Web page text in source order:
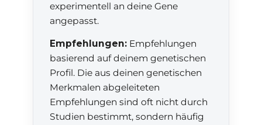
experimentell an deine Gene
angepasst.
Empfehlungen: Empfehlungen
basierend auf deinem genetischen
Profil. Die aus deinen genetischen
Merkmalen abgeleiteten
Empfehlungen sind oft nicht durch
Studien bestimmt, sondern häufig